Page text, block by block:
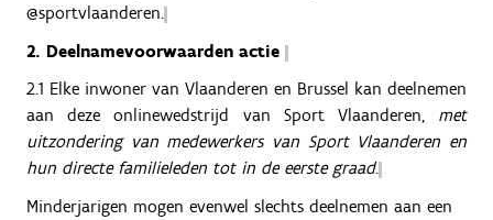
@sportvlaanderen.
2. Deelnamevoorwaarden actie
2.1 Elke inwoner van Vlaanderen en Brussel kan deelnemen
aan deze onlinewedstrijd van Sport Vlaanderen, met
uitzondering van medewerkers van Sport Vlaanderen en
hun directe familieleden tot in de eerste graad.
Minderjarigen mogen evenwel slechts deelnemen aan een